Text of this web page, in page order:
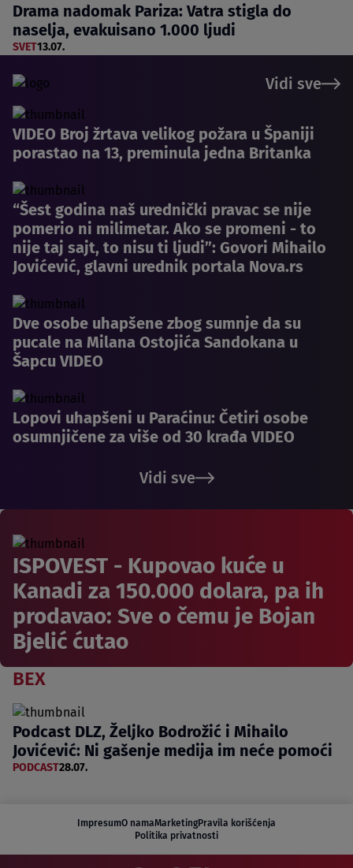
Drama nadomak Pariza: Vatra stigla do
naselja, evakuisano 1.000 ljudi
SVET13.07.
Vidi sve
VIDEO Broj žrtava velikog požara u Španiji
porastao na 13, preminula jedna Britanka
“Šest godina naš urednički pravac se nije
pomerio ni milimetar. Ako se promeni - to
nije taj sajt, to nisu ti ljudi”: Govori Mihailo
Jovićević, glavni urednik portala Nova.rs
Dve osobe uhapšene zbog sumnje da su
pucale na Milana Ostojića Sandokana u
Šapcu VIDEO
Lopovi uhapšeni u Paraćinu: Četiri osobe
osumnjičene za više od 30 krađa VIDEO
Vidi sve
ISPOVEST - Kupovao kuće u
Kanadi za 150.000 dolara, pa ih
prodavao: Sve o čemu je Bojan
Bjelić ćutao
BEX
Podcast DLZ, Željko Bodrožić i Mihailo
Jovićević: Ni gašenje medija im neće pomoći
PODCAST28.07.
ImpresumO namaMarketingPravila korišćenja
Politika privatnosti